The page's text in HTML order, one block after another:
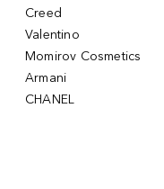
Creed
Valentino
Momirov Cosmetics
Armani
CHANEL